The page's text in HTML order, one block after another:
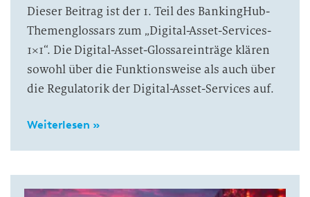
Dieser Beitrag ist der 1. Teil des BankingHub-
Themenglossars zum „Digital-Asset-Services-
1×1“. Die Digital-Asset-Glossareinträge klären
sowohl über die Funktionsweise als auch über
die Regulatorik der Digital-Asset-Services auf.
Weiterlesen »